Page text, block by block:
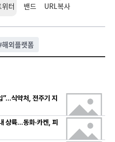
위터 밴드 URL복사
해외플랫폼
”…식약처, 전주기 지
상륙…동화·카켄, 피